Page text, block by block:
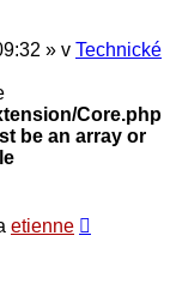
» v Technické
Core.php
be an array or
etienne